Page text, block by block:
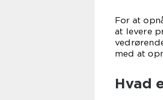
For at
at levere
med at
Hvad